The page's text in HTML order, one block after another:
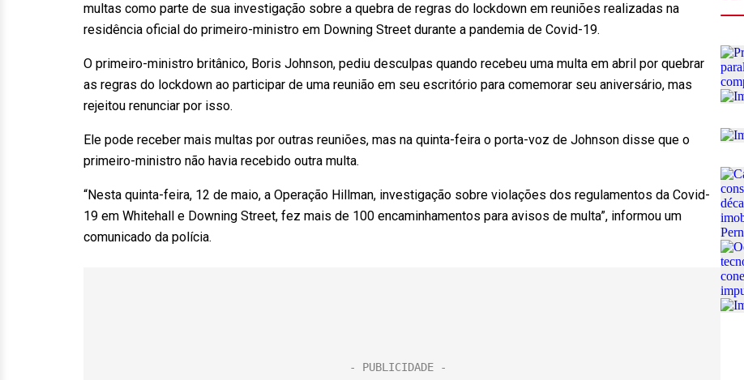
multas como parte de sua investigação sobre a quebra de regras do lockdown em reuniões realizadas na
residência oficial do primeiro-ministro em Downing Street durante a pandemia de Covid-19.
O primeiro-ministro britânico, Boris Johnson, pediu desculpas quando recebeu uma multa em abril por quebrar
as regras do lockdown ao participar de uma reunião em seu escritório para comemorar seu aniversário, mas
rejeitou renunciar por isso.
Ele pode receber mais multas por outras reuniões, mas na quinta-feira o porta-voz de Johnson disse que o
primeiro-ministro não havia recebido outra multa.
“Nesta quinta-feira, 12 de maio, a Operação Hillman, investigação sobre violações dos regulamentos da Covid-
19 em Whitehall e Downing Street, fez mais de 100 encaminhamentos para avisos de multa”, informou um
comunicado da polícia.